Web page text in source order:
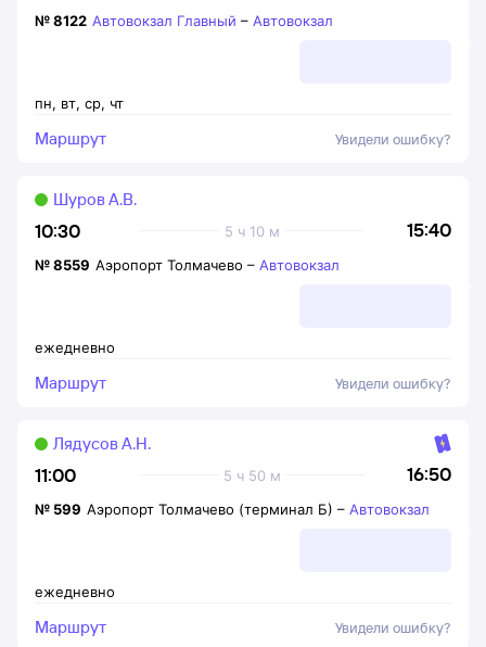
пн, вт, ср, чт
№8122 Автовокзал Главный – Автовокзал
Маршрут Увидели ошибку?
10:30 15:40
5 ч 10 м
Шуров А.В.
ежедневно
№8559 Аэропорт Толмачево – Автовокзал
Маршрут Увидели ошибку?
11:00 16:50
5 ч 50 м
Лядусов А.Н.
ежедневно
№ 599 Аэропорт Толмачево (терминал Б) – Автовокзал
Маршрут Увидели ошибку?